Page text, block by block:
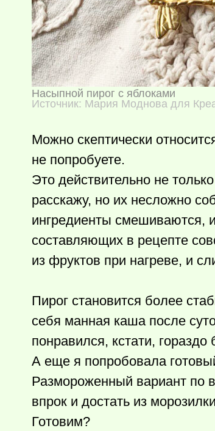
Насыпной пирог с яблоками
Источник: Мария Моднова для
Можно скептически
не попробуете.
Это действительно не
расскажу, но их несложно
ингредиенты смешиваются,
составляющих в рецепте
из фруктов при нагреве, и
Пирог становится более
себя манная каша после
понравился, кстати,
А еще я попробовала
Размороженный вариант по
впрок и достать из
Готовим?